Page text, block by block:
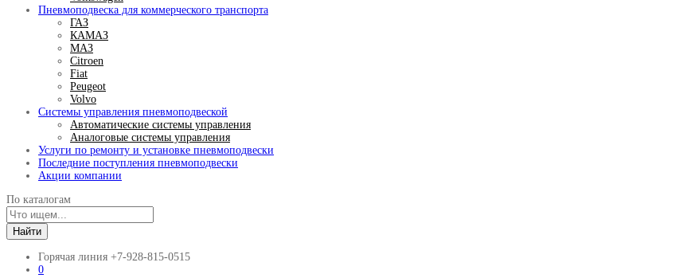
Пневмоподвеска для коммерческого транспорта
ГАЗ
КАМАЗ
МАЗ
Citroen
Fiat
Peugeot
Volvo
Системы управления пневмоподвеской
Автоматические системы управления
Аналоговые системы управления
Услуги по ремонту и установке пневмоподвески
Последние поступления пневмоподвески
Акции компании
По каталогам
Найти
Горячая линия +7-928-815-0515
0